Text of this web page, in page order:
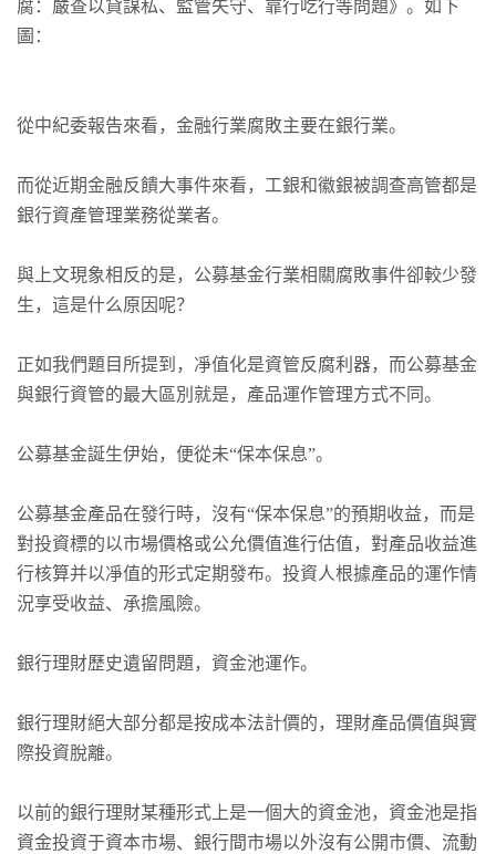
腐：嚴查以貸謀私、監管失守、靠行吃行等問題》。如下
圖：
從中紀委報告來看，金融行業腐敗主要在銀行業。
而從近期金融反饋大事件來看，工銀和徽銀被調查高管都是
銀行資產管理業務從業者。
與上文現象相反的是，公募基金行業相關腐敗事件卻較少發
生，這是什么原因呢？
正如我們題目所提到，凈值化是資管反腐利器，而公募基金
與銀行資管的最大區別就是，產品運作管理方式不同。
公募基金誕生伊始，便從未“保本保息”。
公募基金產品在發行時，沒有“保本保息”的預期收益，而是
對投資標的以市場價格或公允價值進行估值，對產品收益進
行核算并以凈值的形式定期發布。投資人根據產品的運作情
況享受收益、承擔風險。
銀行理財歷史遺留問題，資金池運作。
銀行理財絕大部分都是按成本法計價的，理財產品價值與實
際投資脫離。
以前的銀行理財某種形式上是一個大的資金池，資金池是指
資金投資于資本市場、銀行間市場以外沒有公開市價、流動